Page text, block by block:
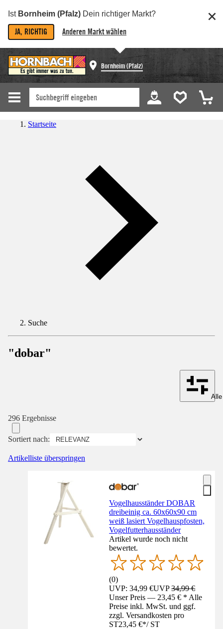
Ist Bornheim (Pfalz) Dein richtiger Markt?
JA, RICHTIG Anderen Markt wählen
Bornheim (Pfalz)
Startseite
Suche
"dobar"
296 Ergebnisse
Sortiert nach:
Artikelliste überspringen
Vogelhausständer DOBAR
dreibeinig ca. 60x60x90 cm
weiß lasiert Vogelhauspfosten,
Vogelfutterhausständer
Artikel wurde noch nicht
bewertet.
(0)
UVP: 34,99 €UVP34,99 €
Unser Preis — 23,45 € * Alle
Preise inkl. MwSt. und ggf.
zzgl. Versandkosten pro
ST23,45 €*/ ST